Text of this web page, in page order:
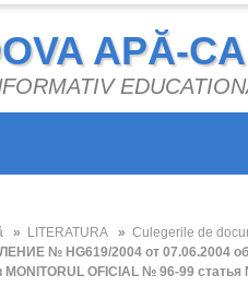
APĂ-
» LITERATURA » Culegerile de
№ HG619/2004 от 07.06.2004 об
MONITORUL OFICIAL № 96-99